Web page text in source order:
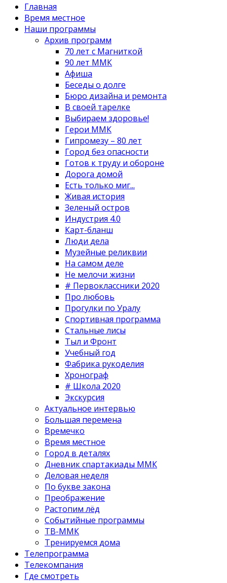
Главная
Время местное
Наши программы
Архив программ
70 лет с Магниткой
90 лет ММК
Афиша
Беседы о долге
Бюро дизайна и ремонта
В своей тарелке
Выбираем здоровье!
Герои ММК
Гипромезу – 80 лет
Город без опасности
Готов к труду и обороне
Дорога домой
Есть только миг...
Живая история
Зеленый остров
Индустрия 4.0
Карт-бланш
Люди дела
Музейные реликвии
На самом деле
Не мелочи жизни
# Первоклассники 2020
Про любовь
Прогулки по Уралу
Спортивная программа
Стальные лисы
Тыл и Фронт
Учебный год
Фабрика рукоделия
Хронограф
# Школа 2020
Экскурсия
Актуальное интервью
Большая перемена
Времечко
Время местное
Город в деталях
Дневник спартакиады ММК
Деловая неделя
По букве закона
Преображение
Растопим лёд
Событийные программы
ТВ-ММК
Тренируемся дома
Телепрограмма
Телекомпания
Где смотреть